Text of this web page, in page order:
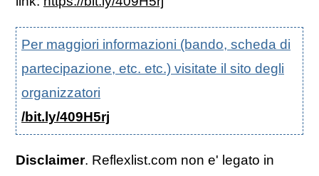
Per maggiori informazioni (bando, scheda di
partecipazione, etc. etc.) visitate il sito degli
organizzatori
/bit.ly/409H5rj
Disclaimer. Reflexlist.com non e' legato in